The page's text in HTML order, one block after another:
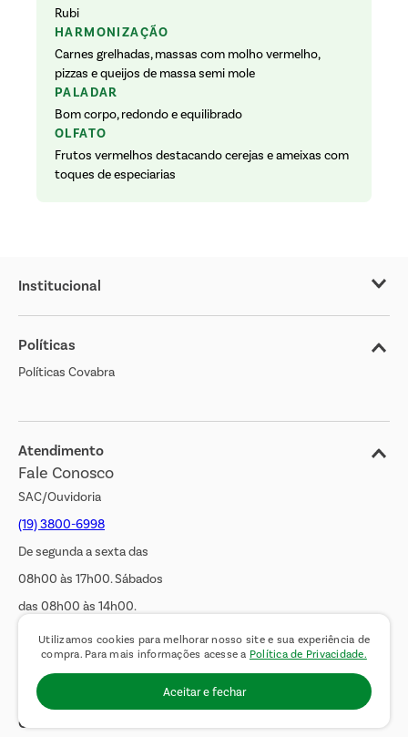
Utilizamos cookies para melhorar nosso site e sua experiência de
compra. Para mais informações acesse a Política de Privacidade.
Aceitar e fechar
Rubi
HARMONIZAÇÃO
Carnes grelhadas, massas com molho vermelho,
pizzas e queijos de massa semi mole
PALADAR
Bom corpo, redondo e equilibrado
OLFATO
Frutos vermelhos destacando cerejas e ameixas com
toques de especiarias
Institucional
Sobre o Covabra
Nossas Lojas
Cliente Bem Estar
Jornal de Ofertas
Transparência Salarial
Políticas
Políticas Covabra
Atendimento
Fale Conosco
SAC/Ouvidoria
(19) 3800-6998
De segunda a sexta das
08h00 às 17h00. Sábados
das 08h00 às 14h00.
WhatsApp:
(19) 99900-3133
E-mail:sac@covabra.com.br
Outros Contatos